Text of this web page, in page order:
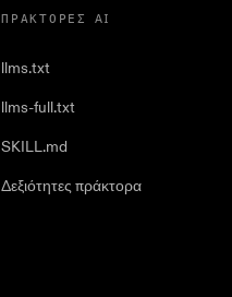
ΠΡΆΚΤΟΡΕΣ AI
llms.txt
llms-full.txt
SKILL.md
Δεξιότητες πράκτορα